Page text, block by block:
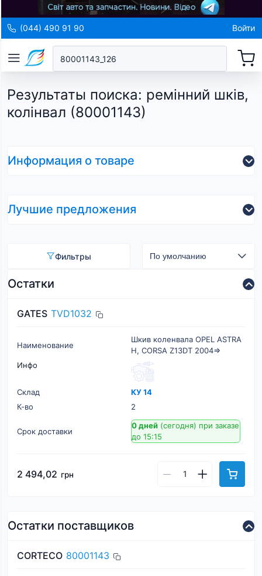
(044) 490 91 90 Войти
Результаты поиска: ремінний шків,
колінвал (80001143)
Информация о товаре
Лучшие предложения
Фильтры
Остатки
GATES TVD1032
Наименование
Шкив коленвала OPEL ASTRA
H, CORSA Z13DT 2004=>
Инфо
Склад
КУ 14
К-во
2
Срок доставки
0 дней (сегодня) при заказе
до 15:15
2 494,02 грн
Остатки поставщиков
CORTECO 80001143